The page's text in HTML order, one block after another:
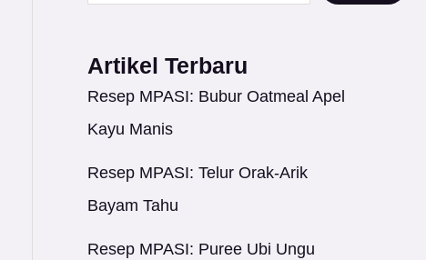
Artikel Terbaru
Resep MPASI: Bubur Oatmeal Apel
Kayu Manis
Resep MPASI: Telur Orak-Arik
Bayam Tahu
Resep MPASI: Puree Ubi Ungu